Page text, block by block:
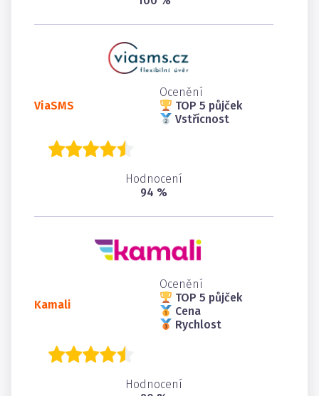
ViaSMS
Ocenění
TOP 5 půjček
Vstřícnost
Hodnocení
94 %
Kamali
Ocenění
TOP 5 půjček
Cena
Rychlost
Hodnocení